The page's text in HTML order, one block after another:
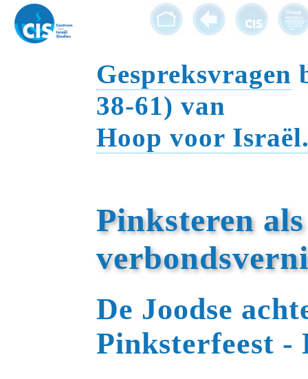
Gespreksvragen
38-61) van
Hoop voor
Pinksteren
De Joodse
Pinksterfeest -